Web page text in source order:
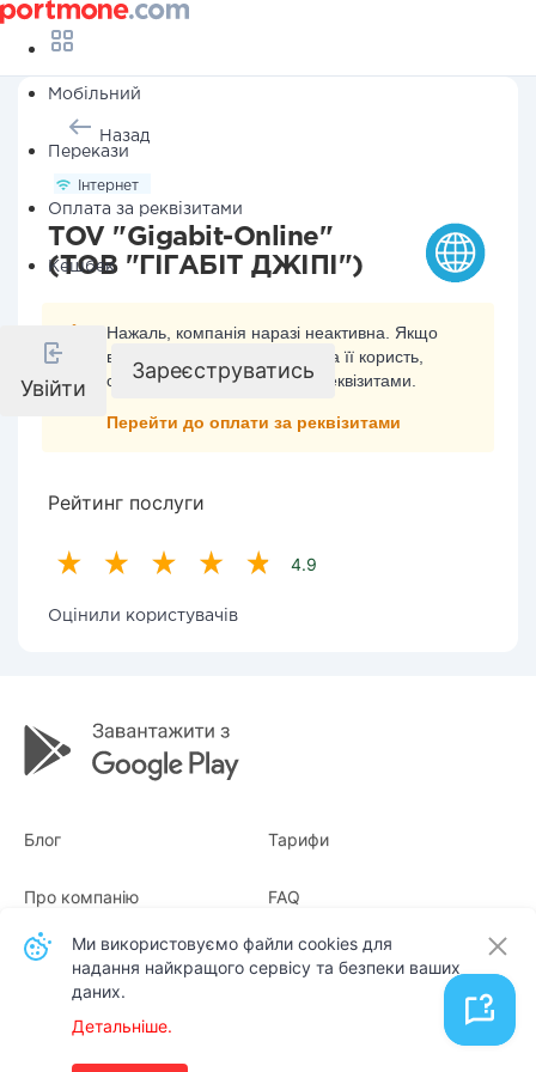
Мобільний
Перекази
Оплата за реквізитами
Кешбек
Увійти
Зареєструватись
Назад
Інтернет
TOV "Gigabit-Online"
(ТОВ "ГІГАБІТ ДЖІПІ")
Нажаль, компанія наразі неактивна. Якщо
ви хочете здійснити платіж на її користь,
скористайтесь оплатою за реквізитами.
Перейти до оплати за реквізитами
Рейтинг послуги
4.9
Оцінили користувачів
Блог Тарифи
Про компанію
Квитанції
FAQ
Для бізнесу
Ми використовуємо файли cookies для
надання найкращого сервісу та безпеки ваших
даних.
Детальніше.